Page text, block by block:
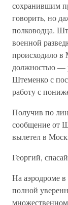
сохранившим
говорить, но
полководца.
военной
происходило в
должностью —
Штеменко с
работу с
Получив по
сообщение от
вылетел в
Георгий,
На аэродроме
полной
множественном